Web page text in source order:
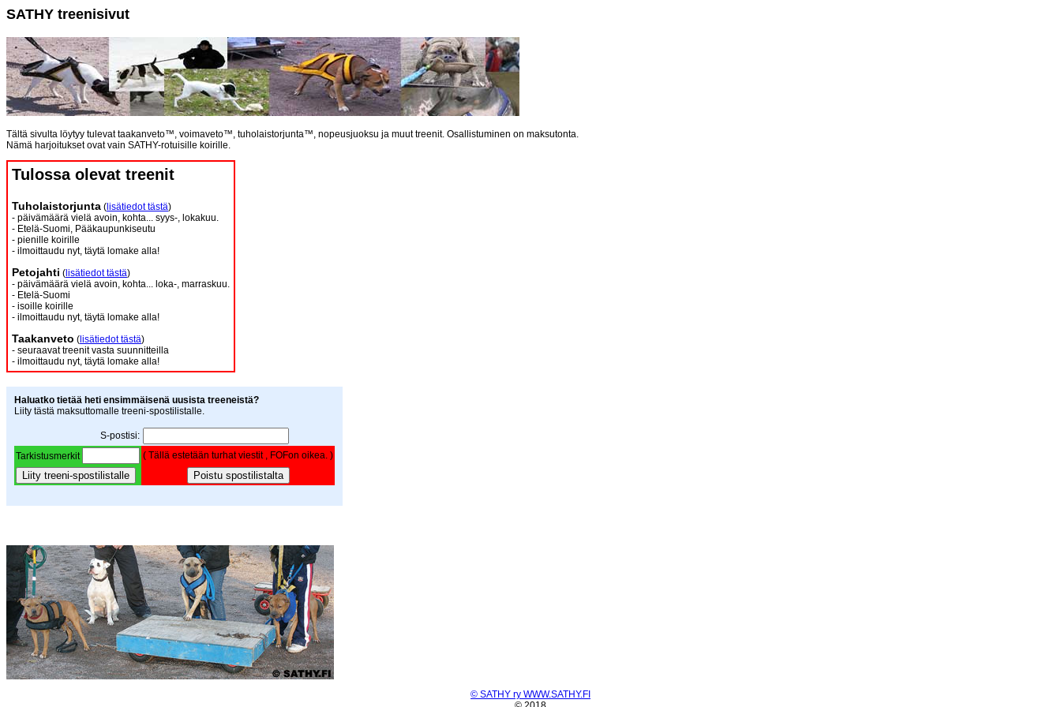
SATHY treenisivut
Tältä sivulta löytyy tulevat taakanveto™, voimaveto™, tuholaistorjunta™, nopeusjuoksu ja muut treenit. Osallistuminen on maksutonta.
Nämä harjoitukset ovat vain SATHY-rotuisille koirille.
Tulossa olevat treenit
Tuholaistorjunta ( lisätiedot tästä)
- päivämäärä vielä avoin, kohta... syys-, lokakuu.
- Etelä-Suomi, Pääkaupunkiseutu
- pienille koirille
- ilmoittaudu nyt, täytä lomake alla!
Petojahti ( lisätiedot tästä)
- päivämäärä vielä avoin, kohta... loka-, marraskuu.
- Etelä-Suomi
- isoille koirille
- ilmoittaudu nyt, täytä lomake alla!
Taakanveto ( lisätiedot tästä)
- seuraavat treenit vasta suunnitteilla
- ilmoittaudu nyt, täytä lomake alla!
Haluatko tietää heti ensimmäisenä uusista treeneistä?
Liity tästä maksuttomalle treeni-spostilistalle.
S-postisi:
Tarkistusmerkit
( Tällä estetään turhat viestit , FOFon oikea. )
© SATHY ry WWW.SATHY.FI